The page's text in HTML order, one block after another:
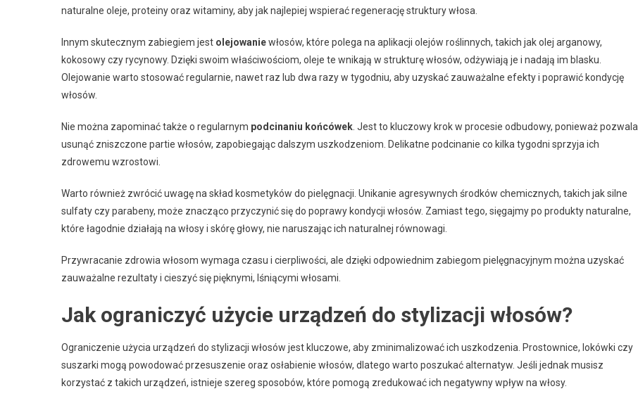
naturalne oleje, proteiny oraz witaminy, aby jak najlepiej wspierać regenerację struktury włosa.
Innym skutecznym zabiegiem jest olejowaniewłosów, które polega na aplikacji olejów roślinnych, takich jak olej arganowy,
kokosowy czy rycynowy. Dzięki swoim właściwościom, oleje te wnikają w strukturę włosów, odżywiają je i nadają im blasku.
Olejowanie warto stosować regularnie, nawet raz lub dwa razy w tygodniu, aby uzyskać zauważalne efekty i poprawić kondycję
włosów.
Nie można zapominać także o regularnym podcinaniu końcówek . Jest to kluczowy krok w procesie odbudowy, ponieważ pozwala
usunąć zniszczone partie włosów, zapobiegając dalszym uszkodzeniom. Delikatne podcinanie co kilka tygodni sprzyja ich
zdrowemu wzrostowi.
Warto również zwrócić uwagę na skład kosmetyków do pielęgnacji. Unikanie agresywnych środków chemicznych, takich jak silne
sulfaty czy parabeny, może znacząco przyczynić się do poprawy kondycji włosów. Zamiast tego, sięgajmy po produkty naturalne,
które łagodnie działają na włosy i skórę głowy, nie naruszając ich naturalnej równowagi.
Przywracanie zdrowia włosom wymaga czasu i cierpliwości, ale dzięki odpowiednim zabiegom pielęgnacyjnym można uzyskać
zauważalne rezultaty i cieszyć się pięknymi, lśniącymi włosami.
Jak ograniczyć użycie urządzeń do stylizacji włosów?
Ograniczenie użycia urządzeń do stylizacji włosów jest kluczowe, aby zminimalizować ich uszkodzenia. Prostownice, lokówki czy
suszarki mogą powodować przesuszenie oraz osłabienie włosów, dlatego warto poszukać alternatyw. Jeśli jednak musisz
korzystać z takich urządzeń, istnieje szereg sposobów, które pomogą zredukować ich negatywny wpływ na włosy.